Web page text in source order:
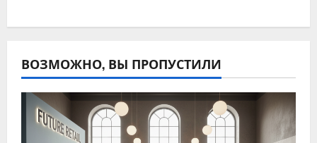
ВОЗМОЖНО, ВЫ ПРОПУСТИЛИ